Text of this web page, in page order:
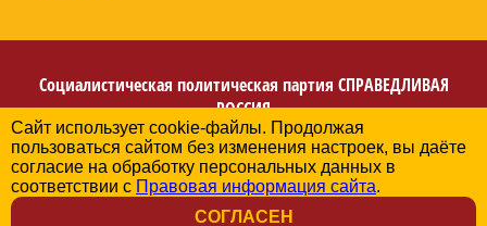
Социалистическая политическая партия СПРАВЕДЛИВАЯ
РОССИЯ
Региональное отделение партии в Ханты-Мансийском
автономном округе – Югре
© 2006-2026
Политика в отношении обработки персональных данных
Сайт использует cookie-файлы. Продолжая
пользоваться сайтом без изменения настроек, вы даёте
согласие на обработку персональных данных в
соответствии с Правовая информация сайта.
СОГЛАСЕН